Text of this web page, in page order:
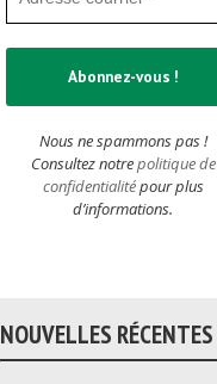
Nous ne spammons pas !
Consultez notrepolitique de
confidentialitépour plus
d’informations.
NOUVELLES RÉCENTES